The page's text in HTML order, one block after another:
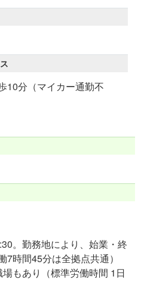
10分（マイカー通勤不
。勤務地により、始業・終
時間45分は全拠点共通）
もあり（標準労働時間 1日